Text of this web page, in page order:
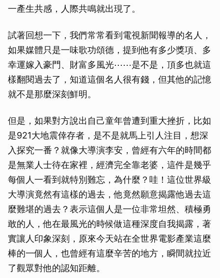
一產生共感，人際共鳴就出現了。
試著回想一下，我們常常看到電視新聞報導的名人，
如果媒體只是一味歌功頌德，提到他有多少獎項、多
幸運嫁入豪門、財富多風光⋯⋯是不是，頂多也就這
樣翻閱過去了，知道這個名人很有錢，但其他的記憶
就不是那麼深刻鮮明。
但是，如果對方說出自己童年曾遭到重大挫折，比如
是921大地震倖存者，是不是就馬上引人注目，想深
入探究一番？就像大導演李安，曾經有六年的時間都
是無業人士待在家裡，經濟完全靠老婆，這件是幾乎
每個人一看到就特別難忘，為什麼？哇！這位世界級
大導演竟然有這樣的過去，他竟然願意揭露他過去這
麼難堪的過去？表示這個人是一位非常坦然、積極勇
敢的人，他在最風光的時候做這種深度自我揭露，著
實讓人印象深刻，原來今天站在全世界電影產業這麼
棒的一個人，也曾經有這麼辛苦的地方，瞬間就拉近
了觀眾對他的認知距離。